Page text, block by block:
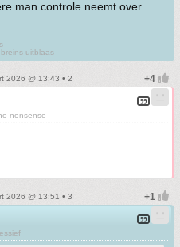
man controle neemt over
uitblaas
2026 @ 13:43 • 2
nonsense
2026 @ 13:51 • 3